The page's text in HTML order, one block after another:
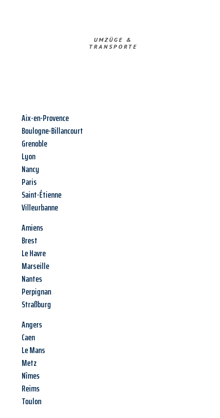
UMZÜGE &
TRANSPORTE
Aix-en-Provence
Boulogne-Billancourt
Grenoble
Lyon
Nancy
Paris
Saint-Étienne
Villeurbanne
Amiens
Brest
Le Havre
Marseille
Nantes
Perpignan
Straßburg
Angers
Caen
Le Mans
Metz
Nîmes
Reims
Toulon